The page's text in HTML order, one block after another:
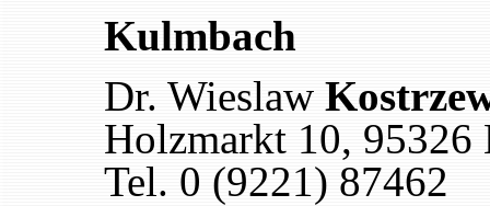
Kulmbach
Dr. Wieslaw
Holzmarkt 10, 95326
Tel. 0 (9221) 87462